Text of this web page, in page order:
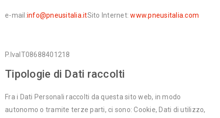
e-mail:info@pneusitalia.itSito Internet:www.pneusitalia.com
P.IvaIT08688401218
Tipologie di Dati raccolti
Fra i Dati Personali raccolti da questa sito web, in modo
autonomo o tramite terze parti, ci sono: Cookie, Dati di utilizzo,